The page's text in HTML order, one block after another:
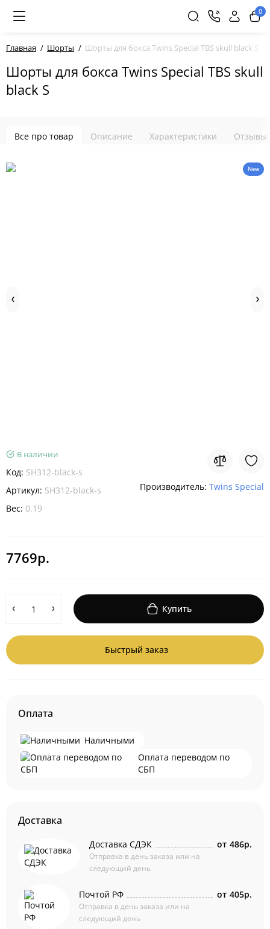
0
Главная Шорты Шорты для бокса Twins Special TBS skull black S
Шорты для бокса Twins Special TBS skull
black S
Все про товар Описание Характеристики Отзывы
New
В наличии
Код: SH312-black-s
Артикул: SH312-black-s
Вес: 0.19
Производитель: Twins Special
7769р.
Купить
Быстрый заказ
Оплата
Наличными
Оплата переводом по
СБП
Доставка
Доставка СДЭК
Отправка в день заказа или на
следующий день
от 486р.
Почтой РФ
Отправка в день заказа или на
следующий день
от 405р.